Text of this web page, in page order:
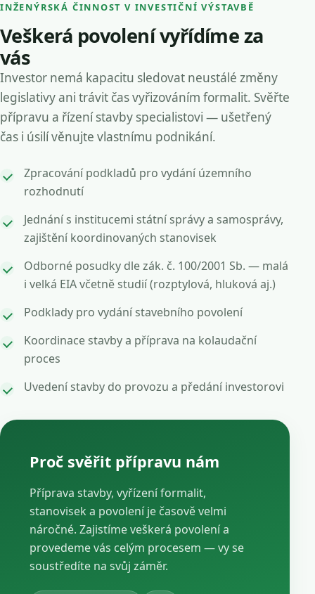
INŽENÝRSKÁ ČINNOST V INVESTIČNÍ VÝSTAVBĚ
Veškerá povolení vyřídíme za
vás
Investor nemá kapacitu sledovat neustálé změny
legislativy ani trávit čas vyřizováním formalit. Svěřte
přípravu a řízení stavby specialistovi — ušetřený
čas i úsilí věnujte vlastnímu podnikání.
Zpracování podkladů pro vydání územního
rozhodnutí
Jednání s institucemi státní správy a samosprávy,
zajištění koordinovaných stanovisek
Odborné posudky dle zák. č. 100/2001 Sb. — malá
i velká EIA včetně studií (rozptylová, hluková aj.)
Podklady pro vydání stavebního povolení
Koordinace stavby a příprava na kolaudační
proces
Uvedení stavby do provozu a předání investorovi
Proč svěřit přípravu nám
Příprava stavby, vyřízení formalit,
stanovisek a povolení je časově velmi
náročné. Zajistíme veškerá povolení a
provedeme vás celým procesem — vy se
soustředíte na svůj záměr.